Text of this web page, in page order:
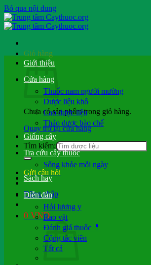
Bỏ qua nội dung
Giỏ hàng
Chưa có sản phẩm trong giỏ hàng.
Quay trở lại cửa hàng
Tìm kiếm:
Gửi câu hỏi
Đăng nhập
0 VND
Giới thiệu
Cửa hàng
Thuốc nam người mường
Dược liệu khô
Cao dược liệu
Thảo dược bào chế
Giống cây
Tra cứu cây thuốc
Sống khỏe mỗi ngày
Sách hay
Diễn đàn
Hỏi lương y
Rao vặt
Đánh giá thuốc 💊
Cộng tác viên
Tất cả